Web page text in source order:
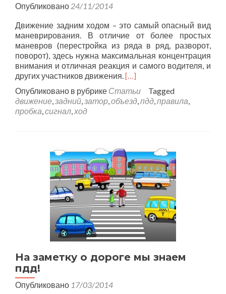
Опубликовано 24/11/2014
Движение задним ходом – это самый опасный вид
маневрирования. В отличие от более простых
маневров (перестройка из ряда в ряд, разворот,
поворот), здесь нужна максимальная концентрация
внимания и отличная реакция и самого водителя, и
других участников движения. […]
Опубликовано в рубрике Статьи
Tagged
движение задний затор объезд пдд правила
пробка сигнал ход
На заметку о дороге мы знаем
пдд!
Опубликовано 17/03/2014